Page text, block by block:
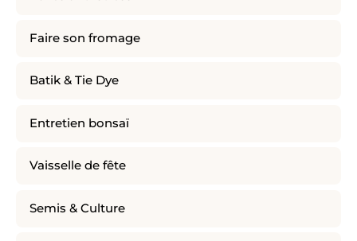
Faire son fromage
Batik & Tie Dye
Entretien bonsaï
Vaisselle de fête
Semis & Culture